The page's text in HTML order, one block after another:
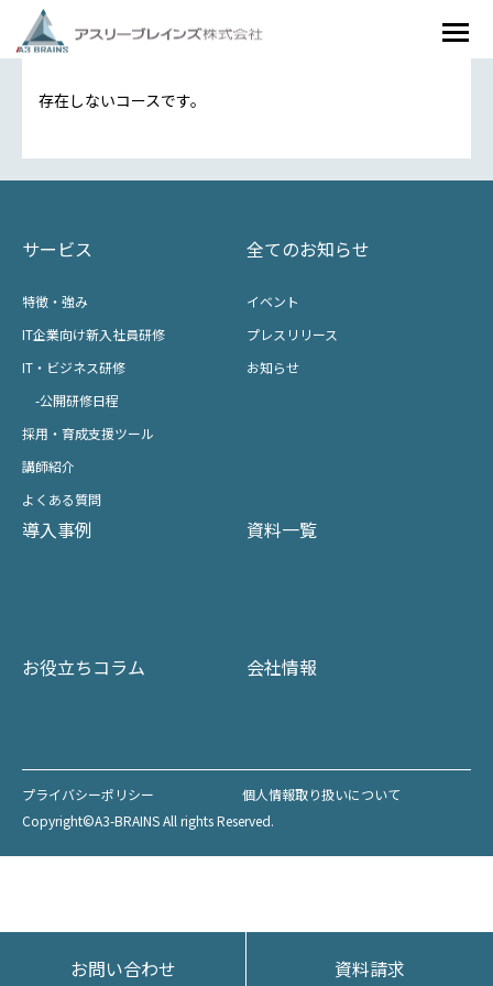
存在しないコースです。
サービス
特徴・強み
IT企業向け新入社員研修
IT・ビジネス研修
-公開研修日程
採用・育成支援ツール
講師紹介
よくある質問
全てのお知らせ
イベント
プレスリリース
お知らせ
導入事例
お役立ちコラム
資料一覧
会社情報
プライバシーポリシー
個人情報取り扱いについて
Copyright©A3-BRAINS All rights Reserved.
お問い合わせ 資料請求